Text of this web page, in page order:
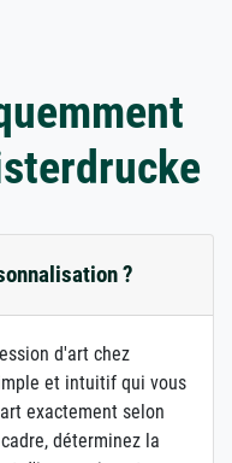
?
d'art chez
et intuitif qui vous
exactement selon
déterminez la